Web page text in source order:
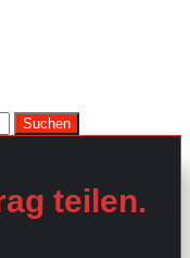
teilen.